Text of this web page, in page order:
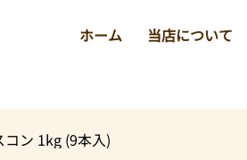
ホーム 当店について
ン 1kg (9本入)